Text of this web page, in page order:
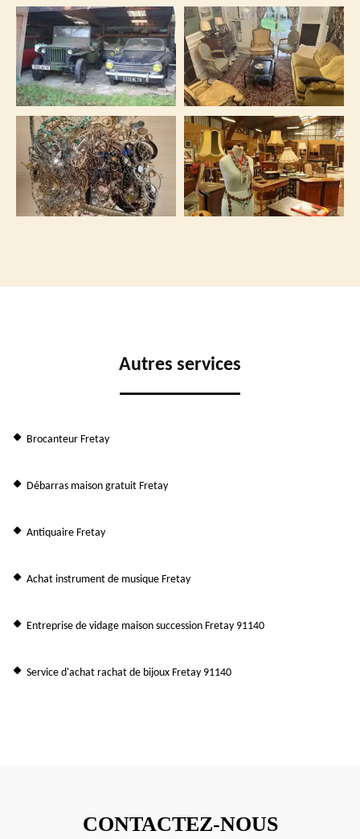
Autres services
Brocanteur Fretay
Débarras maison gratuit Fretay
Antiquaire Fretay
Achat instrument de musique Fretay
Entreprise de vidage maison succession Fretay 91140
Service d'achat rachat de bijoux Fretay 91140
CONTACTEZ-NOUS